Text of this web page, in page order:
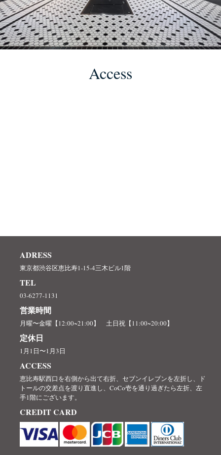
Access
ADRESS
東京都渋谷区恵比寿1-15-4三木ビル1階
TEL
03-6277-1131
営業時間
月曜〜金曜【12:00~21:00】 土日祝【11:00~20:00】
定休日
1月1日〜1月3日
ACCESS
恵比寿駅西口を右側から出て右折、セブンイレブンを左折し、ド
トールの交差点を渡り直進し、CoCo壱を通り過ぎたら左折、左
手1階にございます。
CREDIT CARD